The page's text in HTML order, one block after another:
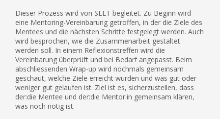
Dieser Prozess wird von SEET begleitet. Zu Beginn wird
eine Mentoring-Vereinbarung getroffen, in der die Ziele des
Mentees und die nächsten Schritte festgelegt werden. Auch
wird besprochen, wie die Zusammenarbeit gestaltet
werden soll. In einem Reflexionstreffen wird die
Vereinbarung überprüft und bei Bedarf angepasst. Beim
abschliessenden Wrap-up wird nochmals gemeinsam
geschaut, welche Ziele erreicht wurden und was gut oder
weniger gut gelaufen ist. Ziel ist es, sicherzustellen, dass
der:die Mentee und der:die Mentor:in gemeinsam klären,
was noch nötig ist.